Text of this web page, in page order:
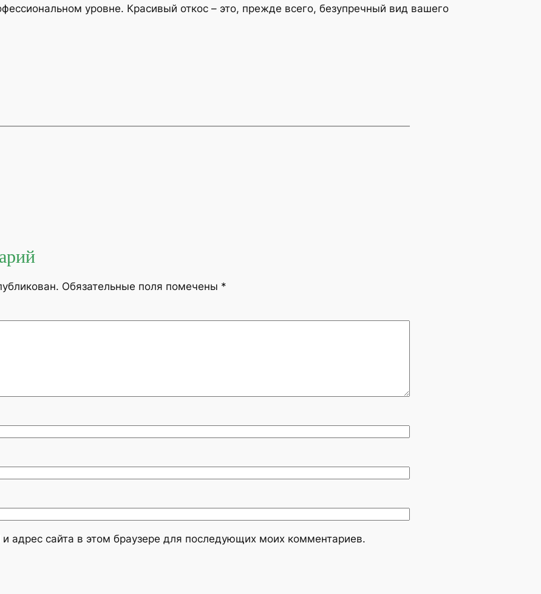
уровне. Красивый откос – это, прежде всего, безупречный вид вашего
Обязательные поля помечены *
адрес сайта в этом браузере для последующих моих комментариев.